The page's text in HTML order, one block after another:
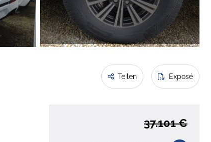
Teilen Exposé
37.101 €